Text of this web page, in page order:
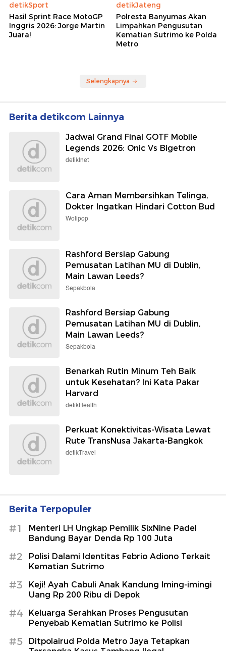
detikSport
Hasil Sprint Race MotoGP
Inggris 2026: Jorge Martin
Juara!
detikJateng
Polresta Banyumas Akan
Limpahkan Pengusutan
Kematian Sutrimo ke Polda
Metro
Selengkapnya
Berita detikcom Lainnya
Jadwal Grand Final GOTF Mobile
Legends 2026: Onic Vs Bigetron
detikInet
Cara Aman Membersihkan Telinga,
Dokter Ingatkan Hindari Cotton Bud
Wolipop
Rashford Bersiap Gabung
Pemusatan Latihan MU di Dublin,
Main Lawan Leeds?
Sepakbola
Rashford Bersiap Gabung
Pemusatan Latihan MU di Dublin,
Main Lawan Leeds?
Sepakbola
Benarkah Rutin Minum Teh Baik
untuk Kesehatan? Ini Kata Pakar
Harvard
detikHealth
Perkuat Konektivitas-Wisata Lewat
Rute TransNusa Jakarta-Bangkok
detikTravel
Berita Terpopuler
#1
Menteri LH Ungkap Pemilik SixNine Padel
Bandung Bayar Denda Rp 100 Juta
#2
Polisi Dalami Identitas Febrio Adiono Terkait
Kematian Sutrimo
#3
Keji! Ayah Cabuli Anak Kandung Iming-imingi
Uang Rp 200 Ribu di Depok
#4
Keluarga Serahkan Proses Pengusutan
Penyebab Kematian Sutrimo ke Polisi
#5
Ditpolairud Polda Metro Jaya Tetapkan